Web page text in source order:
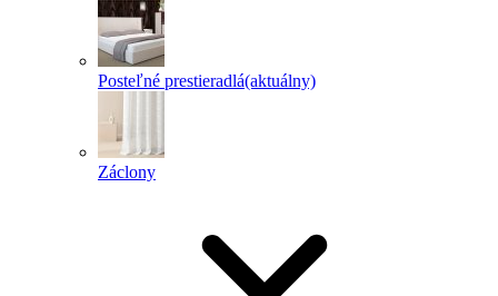
Posteľné prestieradlá(aktuálny)
Záclony